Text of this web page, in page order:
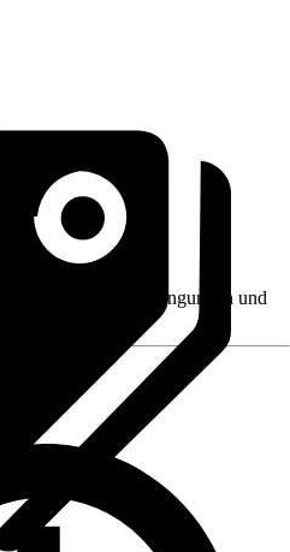
z. B. Rückgabebedingungen und
Verkäufernamen.